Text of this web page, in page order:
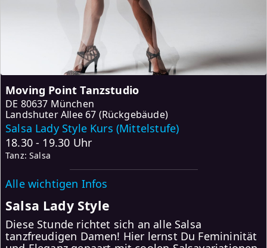
Moving Point Tanzstudio
DE 80637 München
Landshuter Allee 67 (Rückgebäude)
Salsa Lady Style Kurs (Mittelstufe)
18.30 - 19.30 Uhr
Tanz: Salsa
Alle wichtigen Infos
Salsa Lady Style
Diese Stunde richtet sich an alle Salsa
tanzfreudigen Damen! Hier lernst Du Femininität